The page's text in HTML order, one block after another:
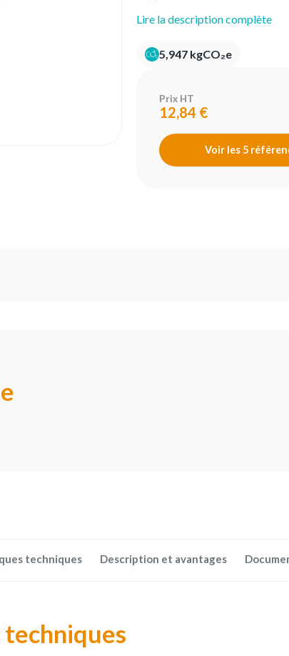
Lire la description complète
5,947 kgCO₂e
Prix HT
12,84 €
Voir les 5
techniques Description et avantages